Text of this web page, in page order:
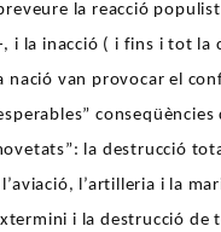
la reacció
i la inacció ( i fins i tot la
nació van provocar el
la destrucció
l’artilleria i la
i la destrucció de